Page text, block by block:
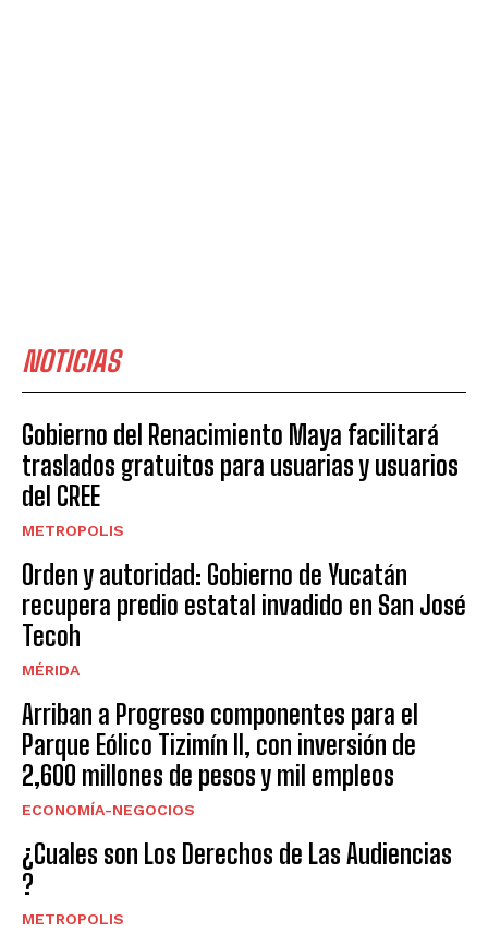
NOTICIAS
Gobierno del Renacimiento Maya facilitará
traslados gratuitos para usuarias y usuarios
del CREE
METROPOLIS
Orden y autoridad: Gobierno de Yucatán
recupera predio estatal invadido en San José
Tecoh
MÉRIDA
Arriban a Progreso componentes para el
Parque Eólico Tizimín II, con inversión de
2,600 millones de pesos y mil empleos
ECONOMÍA-NEGOCIOS
¿Cuales son Los Derechos de Las Audiencias
?
METROPOLIS